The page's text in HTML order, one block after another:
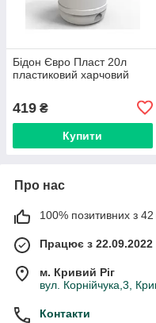
Бідон Євро Пласт 20л
пластиковий харчовий
419 ₴
Купити
Про нас
100% позитивних з 42
Працює з 22.09.2022
м. Кривий Ріг
вул. Корнійчука,3,
Контакти